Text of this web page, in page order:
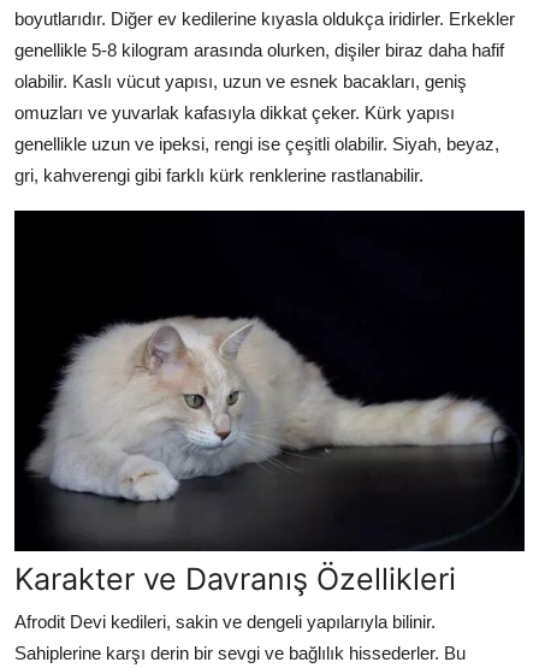
boyutlarıdır. Diğer ev kedilerine kıyasla oldukça iridirler. Erkekler
genellikle 5-8 kilogram arasında olurken, dişiler biraz daha hafif
olabilir. Kaslı vücut yapısı, uzun ve esnek bacakları, geniş
omuzları ve yuvarlak kafasıyla dikkat çeker. Kürk yapısı
genellikle uzun ve ipeksi, rengi ise çeşitli olabilir. Siyah, beyaz,
gri, kahverengi gibi farklı kürk renklerine rastlanabilir.
Karakter ve Davranış Özellikleri
Afrodit Devi kedileri, sakin ve dengeli yapılarıyla bilinir.
Sahiplerine karşı derin bir sevgi ve bağlılık hissederler. Bu